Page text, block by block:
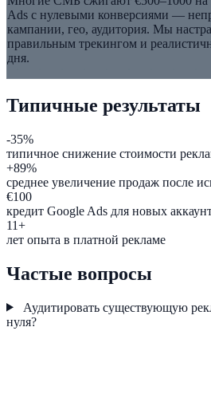
Ads с нулевыми конверсиями —
кампании, гео, аудитория. Мы
правильным трекингом и
дня.
Типичные результаты
-35%
типичное снижение стоимости
+89%
среднее увеличение продаж после
€100
кредит Google Ads для новых
11+
лет опыта в платной рекламе
Частые вопросы
Аудитировать существующую
нуля?